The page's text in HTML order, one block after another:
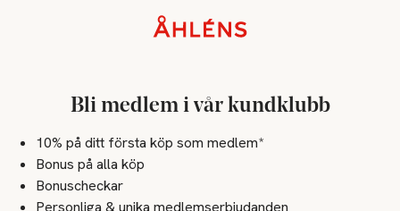
Bli medlem i vår kundklubb
10% på ditt första köp som medlem*
Bonus på alla köp
Bonuscheckar
Personliga & unika medlemserbjudanden